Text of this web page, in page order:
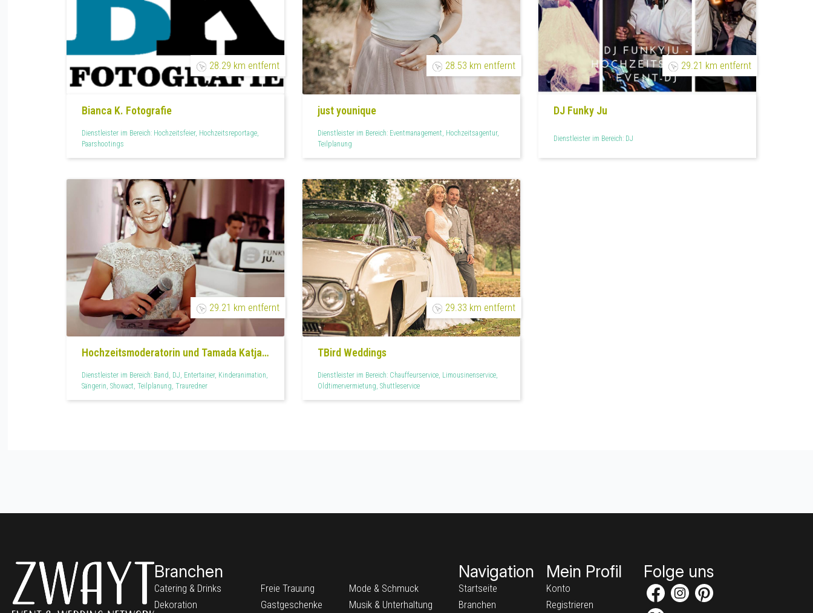
28.29 km entfernt
Bianca K. Fotografie
Dienstleister im Bereich: Hochzeitsfeier, Hochzeitsreportage,
Paarshootings
28.53 km entfernt
just younique
Dienstleister im Bereich: Eventmanagement, Hochzeitsagentur,
Teilplanung
29.21 km entfernt
DJ Funky Ju
Dienstleister im Bereich: DJ
29.21 km entfernt
Hochzeitsmoderatorin und Tamada Katja
Dienstleister im Bereich: Band, DJ, Entertainer, Kinderanimation,
Sängerin, Showact, Teilplanung, Trauredner
29.33 km entfernt
TBird Weddings
Dienstleister im Bereich: Chauffeurservice, Limousinenservice,
Oldtimervermietung, Shuttleservice
Branchen
Catering & Drinks
Dekoration
Freie Trauung
Gastgeschenke
Mode & Schmuck
Musik & Unterhaltung
Navigation
Startseite
Branchen
Mein Profil
Konto
Registrieren
Folge uns